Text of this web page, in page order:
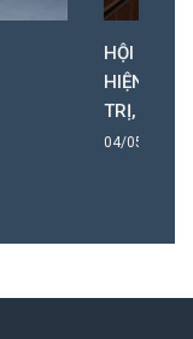
QUÝ I THỰC
BỘ CHÍNH